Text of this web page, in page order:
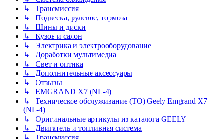
↳ Трансмиссия
↳ Подвеска, рулевое, тормоза
↳ Шины и диски
↳ Кузов и салон
↳ Электрика и электрооборудование
↳ Доработки мультимедиа
↳ Свет и оптика
↳ Дополнительные аксессуары
↳ Отзывы
↳ EMGRAND X7 (NL-4)
↳ Техническое обслуживание (ТО) Geely Emgrand X7
(NL-4)
↳ Оригинальные артикулы из каталога GEELY
↳ Двигатель и топливная система
↳ Трансмиссия